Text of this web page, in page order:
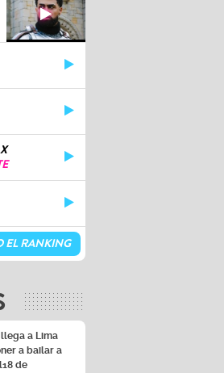
EL RANKING
a Lima
a bailar a
de